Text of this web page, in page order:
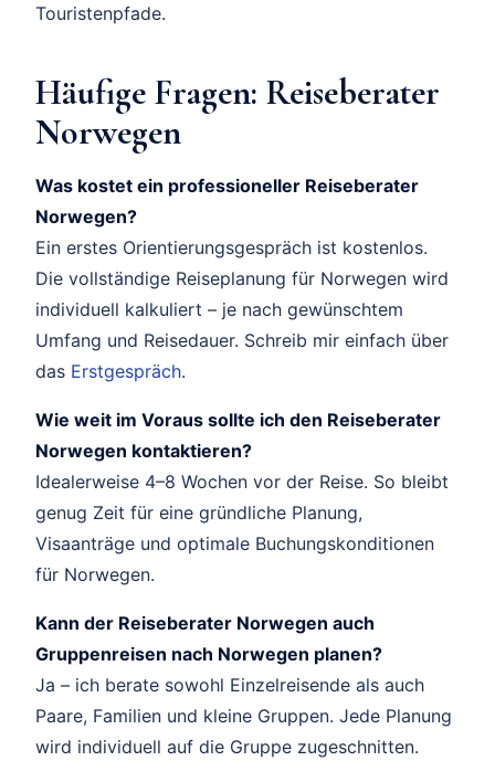
Touristenpfade.
Häufige Fragen: Reiseberater
Norwegen
Was kostet ein professioneller Reiseberater
Norwegen?
Ein erstes Orientierungsgespräch ist kostenlos.
Die vollständige Reiseplanung für Norwegen wird
individuell kalkuliert – je nach gewünschtem
Umfang und Reisedauer. Schreib mir einfach über
das Erstgespräch.
Wie weit im Voraus sollte ich den Reiseberater
Norwegen kontaktieren?
Idealerweise 4–8 Wochen vor der Reise. So bleibt
genug Zeit für eine gründliche Planung,
Visaanträge und optimale Buchungskonditionen
für Norwegen.
Kann der Reiseberater Norwegen auch
Gruppenreisen nach Norwegen planen?
Ja – ich berate sowohl Einzelreisende als auch
Paare, Familien und kleine Gruppen. Jede Planung
wird individuell auf die Gruppe zugeschnitten.